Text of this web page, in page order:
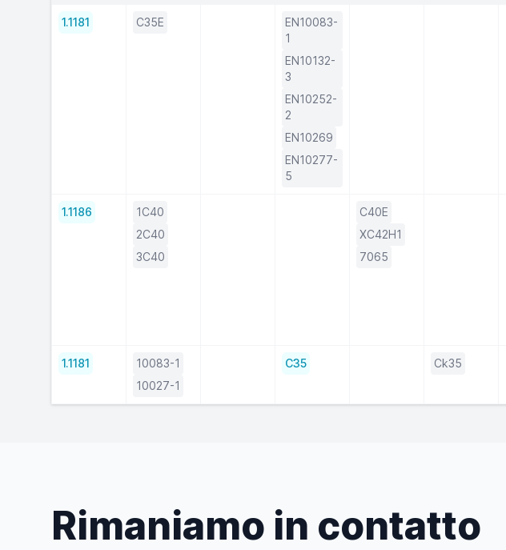
1.1181 C35E
EN10083-
1
EN10132-
3
EN10252-
2
EN10269
EN10277-
5
1.1186
1C40
2C40
3C40
C40E
XC42H1
7065
1.1181
10083-1
10027-1
C35 Ck35
Rimaniamo in contatto